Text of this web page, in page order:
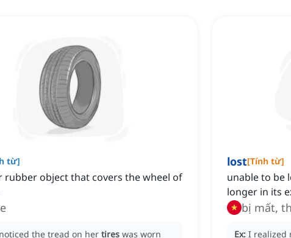
từ]
rubber object that covers the wheel of
the tread on her tires was worn
lost[Tính từ]
unable to be
longer in its
bị mất,
Ex: I realized